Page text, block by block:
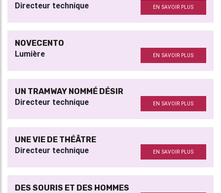
Directeur technique EN SAVOIR PLUS
NOVECENTO
Lumière EN SAVOIR PLUS
UN TRAMWAY NOMMÉ DÉSIR
Directeur technique EN SAVOIR PLUS
UNE VIE DE THÉÂTRE
Directeur technique EN SAVOIR PLUS
DES SOURIS ET DES HOMMES